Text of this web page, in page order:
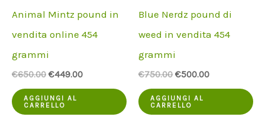
Animal Mintz pound in
vendita online 454
grammi
€650.00 Il
originale
era:
€449.00Il
AGGIUNGI AL
CARRELLO
Blue Nerdz pound di
weed in vendita 454
grammi
€750.00 Il
originale
era:
€500.00Il
AGGIUNGI AL
CARRELLO